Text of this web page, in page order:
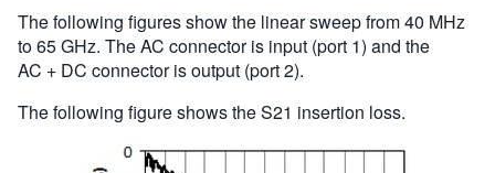
The following figures show the linear sweep from 40 MHz
to 65 GHz. The AC connector is input (port 1) and the
AC + DC connector is output (port 2).
The following figure shows the S21 insertion loss.